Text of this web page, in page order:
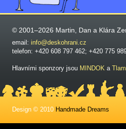
© 2001–2026 Martin, Dan a Klára
email: info@deskohrani.cz
telefon: +420 608 797 462; +420 775
Hlavními sponzory jsou MINDOK a
Design © 2010 Handmade Dreams